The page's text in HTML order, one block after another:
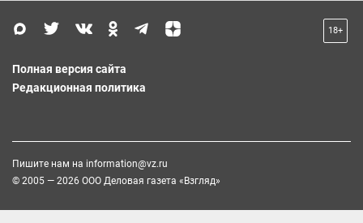
18+
Полная версия сайта
Редакционная политика
Пишите нам на information@vz.ru
© 2005 — 2026 ООО Деловая газета «Взгляд»